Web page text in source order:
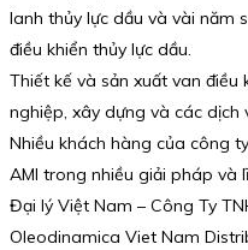
lanh thủy lực dầu và vài năm
điều khiển thủy lực dầu.
Thiết kế và sản xuất van
nghiệp, xây dựng và các dịch
Nhiều khách hàng của công
AMI trong nhiều giải pháp và
Đại lý Việt Nam – Công Ty
Oleodinamica Viet Nam